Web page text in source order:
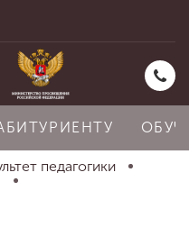
педагогики